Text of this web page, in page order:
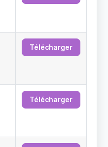
Télécharger
Télécharger